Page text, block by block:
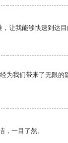
让我能够快速到达目
为我们带来了无限的
，一目了然。